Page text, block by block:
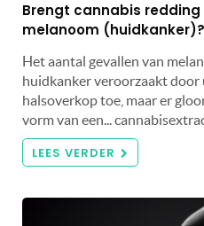
Brengt cannabis
melanoom (huidkanker)?
Het aantal gevallen van
huidkanker veroorzaakt
halsoverkop toe, maar er
vorm van een...
LEES VERDER